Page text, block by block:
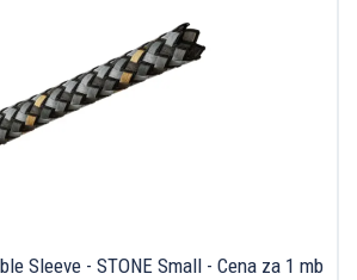
Sleeve - STONE Small - Cena za 1 mb